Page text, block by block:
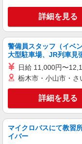
詳細を見る
警備員スタッフ（イベ
大型駐車場、JR列車見
日給 11,000円〜
栃木市・小山市・
詳細を見る
マイクロバスにて教習
イバー